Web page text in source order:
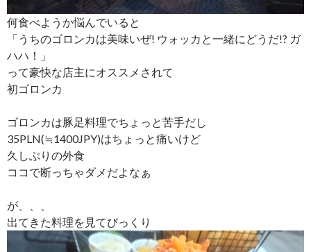
何食べようか悩んでいると
「うちのゴロンカは美味いぜ! ウォッカと一緒にどうだ!? ガ
ハハ！」
って豪快な店主にオススメされて
初ゴロンカ
ゴロンカは豚足料理でちょっと苦手だし
35PLN(≒1400JPY)はちょっと痛いけど
久しぶりの外食
ココで断っちゃダメだよなぁ
が、、、
出てきた料理を見てびっくり